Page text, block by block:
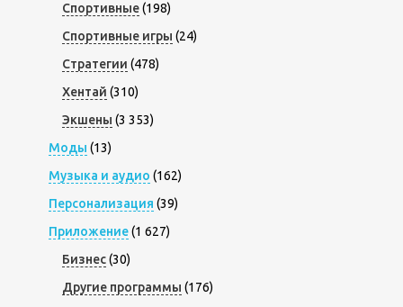
Спортивные(198)
Спортивные игры (24)
Стратегии (478)
Хентай (310)
Экшены (3 353)
Моды (13)
Музыка и аудио (162)
Персонализация (39)
Приложение(1 627)
Бизнес(30)
Другие программы (176)